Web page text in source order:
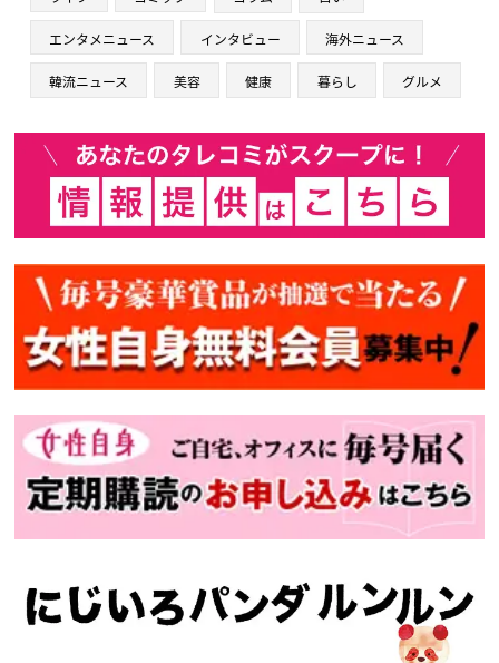
エンタメニュース インタビュー 海外ニュース
韓流ニュース 美容 健康 暮らし グルメ